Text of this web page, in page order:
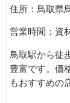
住所：鳥取県
営業時間：資
鳥取駅から徒
豊富です。価
もおすすめの